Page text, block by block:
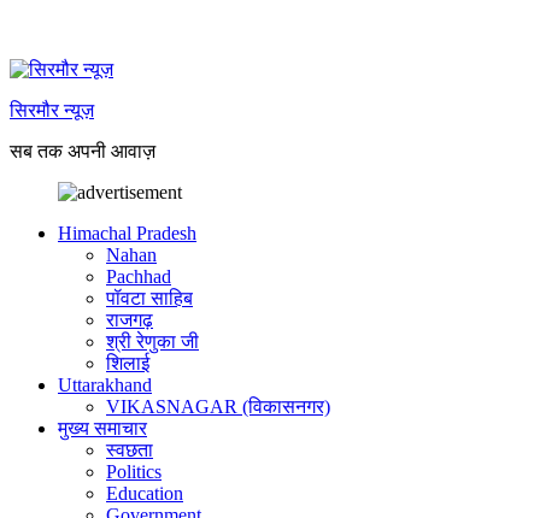
सिरमौर न्यूज़
सब तक अपनी आवाज़
Himachal Pradesh
Nahan
Pachhad
पॉवटा साहिब
राजगढ़
श्री रेणुका जी
शिलाई
Uttarakhand
VIKASNAGAR (विकासनगर)
मुख्य समाचार
स्वछता
Politics
Education